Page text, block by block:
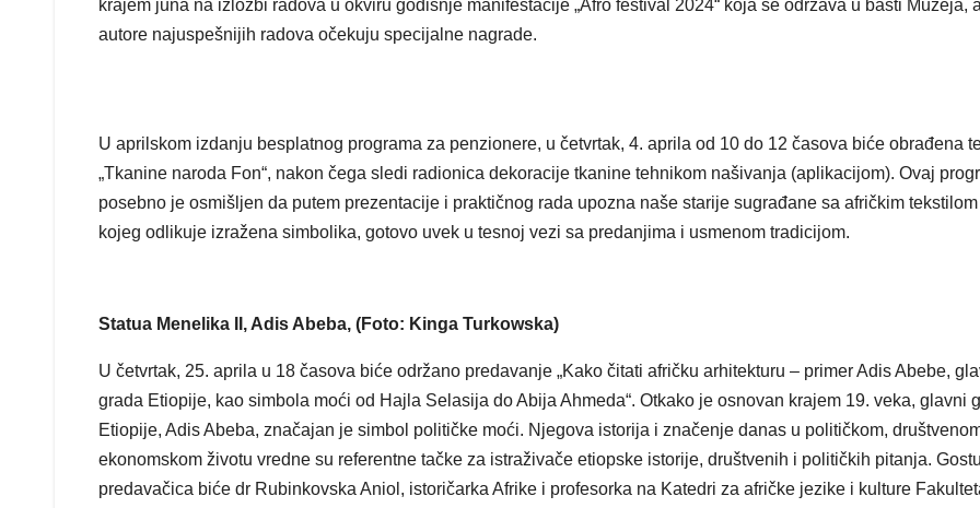
krajem juna na izložbi radova u okviru godišnje manifestacije „Afro festival 2024“ koja se održava u bašti Muzeja, a
autore najuspešnijih radova očekuju specijalne nagrade.
U aprilskom izdanju besplatnog programa za penzionere, u četvrtak, 4. aprila od 10 do 12 časova biće obrađena
„Tkanine naroda Fon“, nakon čega sledi radionica dekoracije tkanine tehnikom našivanja (aplikacijom). Ovaj
posebno je osmišljen da putem prezentacije i praktičnog rada upozna naše starije sugrađane sa afričkim tekstilom
kojeg odlikuje izražena simbolika, gotovo uvek u tesnoj vezi sa predanjima i usmenom tradicijom.
Statua Menelika II, Adis Abeba, (Foto: Kinga Turkowska)
U četvrtak, 25. aprila u 18 časova biće održano predavanje „Kako čitati afričku arhitekturu – primer Adis Abebe,
grada Etiopije, kao simbola moći od Hajla Selasija do Abija Ahmeda“. Otkako je osnovan krajem 19. veka, glavni
Etiopije, Adis Abeba, značajan je simbol političke moći. Njegova istorija i značenje danas u političkom,
ekonomskom životu vredne su referentne tačke za istraživače etiopske istorije, društvenih i političkih pitanja.
predavačica biće dr Rubinkovska Aniol, istoričarka Afrike i profesorka na Katedri za afričke jezike i kulture